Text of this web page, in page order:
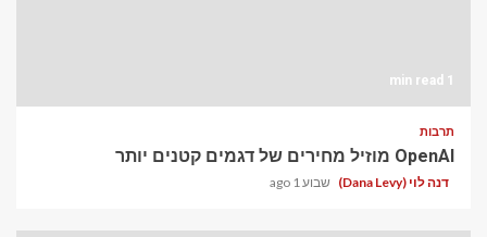
1 min read
תרבות
OpenAI מוזיל מחירים של דגמים קטנים יותר
דנה לוי (Dana Levy) שבוע 1 ago